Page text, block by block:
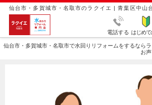
仙台市・多賀城市・名取市のラクイエ | 青葉区中
電話する はじめて
仙台市・多賀城市・名取市で水回りリフォームをするなら
お声